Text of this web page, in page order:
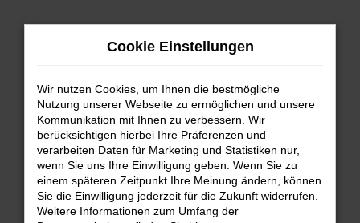
Zum
FEHLER: NETWORK ERROR
Beim Laden ist ein Fehler aufgetreten.
Cookie Einstellungen
Wir nutzen Cookies, um Ihnen die bestmögliche
Nutzung unserer Webseite zu ermöglichen und unsere
Kommunikation mit Ihnen zu verbessern. Wir
berücksichtigen hierbei Ihre Präferenzen und
verarbeiten Daten für Marketing und Statistiken nur,
wenn Sie uns Ihre Einwilligung geben. Wenn Sie zu
einem späteren Zeitpunkt Ihre Meinung ändern, können
Sie die Einwilligung jederzeit für die Zukunft widerrufen.
Weitere Informationen zum Umfang der